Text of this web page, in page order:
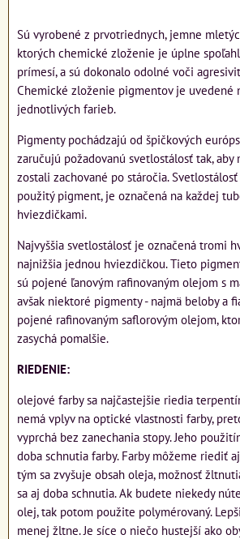
Sú vyrobené z prvotriednych, jemne
ktorých chemické zloženie je úplne
prímesí, a sú dokonalo odolné voči
Chemické zloženie pigmentov je uvedené
jednotlivých farieb.
Pigmenty pochádzajú od špičkových
zaručujú požadovanú svetlostálosť tak, aby
zostali zachované po stáročia.
použitý pigment, je označená na každej
hviezdičkami.
Najvyššia svetlostálosť je označená tromi
najnižšia jednou hviezdičkou. Tieto
sú pojené ľanovým rafinovaným olejom s
avšak niektoré pigmenty - najmä beloby a
pojené rafinovaným saflorovým olejom,
zasychá pomalšie.
RIEDENIE:
olejové farby sa najčastejšie riedia
nemá vplyv na optické vlastnosti farby,
vyprchá bez zanechania stopy. Jeho
doba schnutia farby. Farby môžeme riediť
tým sa zvyšuje obsah oleja, možnosť
sa aj doba schnutia. Ak budete niekedy
olej, tak potom použite polymérovaný.
menej žltne. Je síce o niečo hustejší ako